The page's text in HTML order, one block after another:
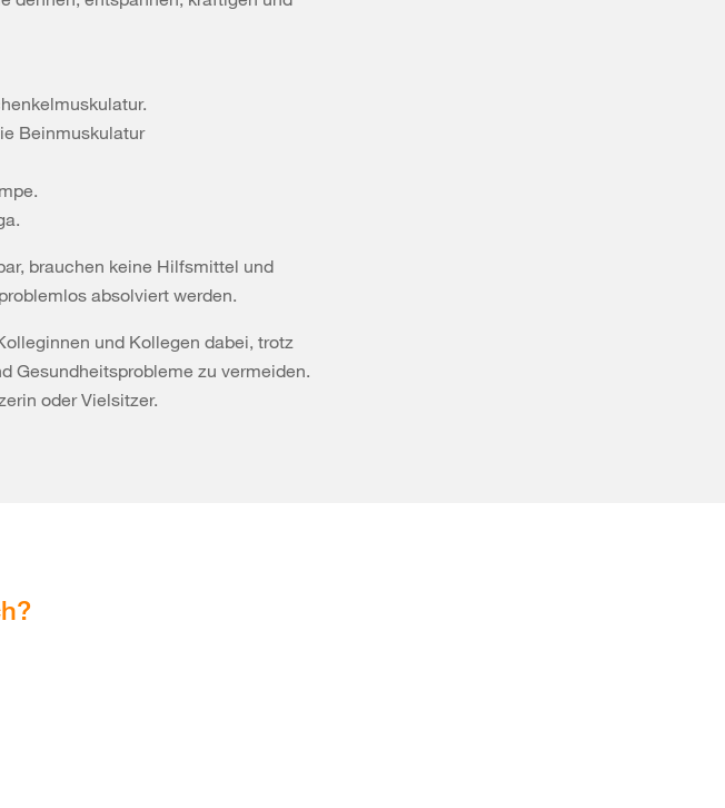
Beinmuskulatur
brauchen keine Hilfsmittel und
absolviert werden.
und Kollegen dabei, trotz
Gesundheitsprobleme zu vermeiden.
oder Vielsitzer.